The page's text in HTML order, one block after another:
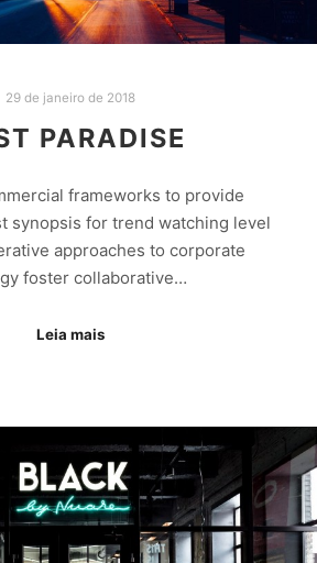
29 de janeiro de 2018
PARADISE
frameworks to provide
synopsis for trend watching level
approaches to corporate
foster collaborative…
Leia mais